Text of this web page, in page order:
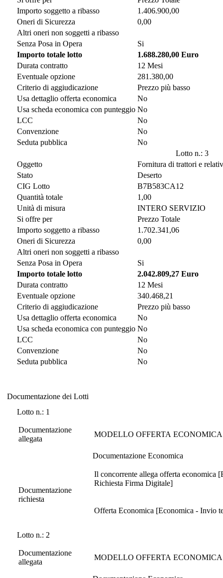
Importo soggetto a ribasso
1.406.900,00
Oneri di Sicurezza
0,00
Altri oneri non soggetti a ribasso
Senza Posa in Opera
Si
Importo totale lotto
1.688.280,00 Euro
Durata contratto
12 Mesi
Eventuale opzione
281.380,00
Criterio di aggiudicazione
Prezzo più basso
Usa dettaglio offerta economica
No
Usa scheda economica con punteggio No
LCC
No
Convenzione
No
Seduta pubblica
No
Lotto n.: 3
Oggetto
Fornitura di trattori e
Stato
Deserto
CIG Lotto
B7B583CA12
Quantità totale
1,00
Unità di misura
INTERO SERVIZIO
Si offre per
Prezzo Totale
Importo soggetto a ribasso
1.702.341,06
Oneri di Sicurezza
0,00
Altri oneri non soggetti a ribasso
Senza Posa in Opera
Si
Importo totale lotto
2.042.809,27 Euro
Durata contratto
12 Mesi
Eventuale opzione
340.468,21
Criterio di aggiudicazione
Prezzo più basso
Usa dettaglio offerta economica
No
Usa scheda economica con punteggio No
LCC
No
Convenzione
No
Seduta pubblica
No
Documentazione dei Lotti
Lotto n.: 1
Documentazione
allegata
MODELLO OFFERTA
Documentazione Economica
Documentazione
richiesta
Il concorrente allega offerta
Richiesta Firma Digitale]
Offerta Economica [Economica - Invio
Lotto n.: 2
Documentazione
allegata
MODELLO OFFERTA